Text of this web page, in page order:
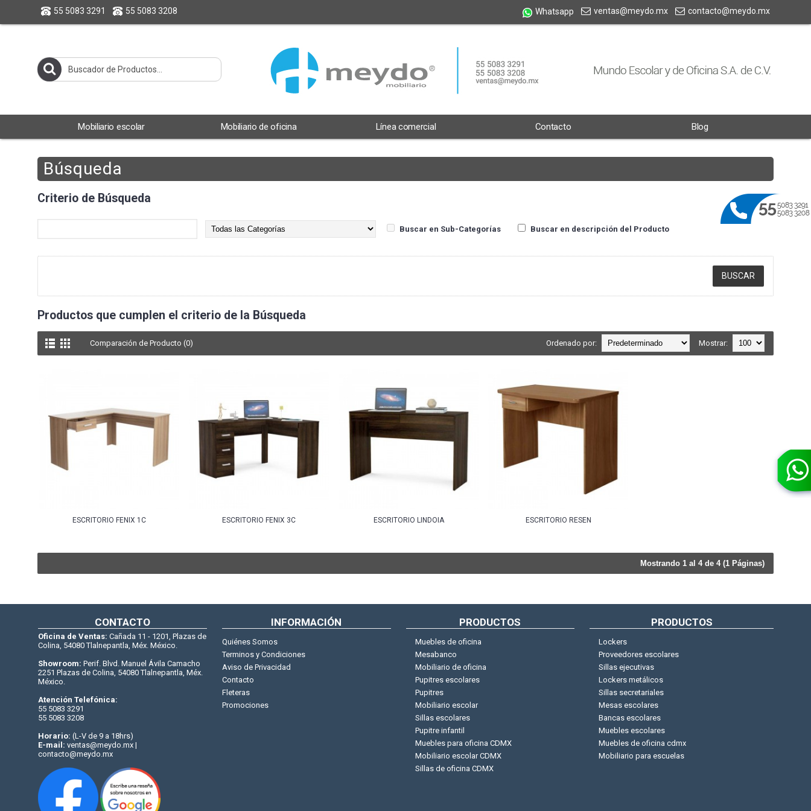
55 5083 3291 55 5083 3208 Whatsapp ventas@meydo.mx contacto@meydo.mx
Mobiliario escolar Mobiliario de oficina Línea comercial Contacto Blog
Búsqueda
Criterio de Búsqueda
Buscar en Sub-Categorías Buscar en descripción del Producto
Productos que cumplen el criterio de la Búsqueda
Comparación de Producto (0) Mostrar:
Ordenado por:
ESCRITORIO FENIX 1C ESCRITORIO FENIX 3C ESCRITORIO LINDOIA ESCRITORIO RESEN
Mostrando 1 al 4 de 4 (1 Páginas)
CONTACTO
Oficina de Ventas: Cañada 11 - 1201, Plazas de
Colina, 54080 Tlalnepantla, Méx. México.
Showroom: Perif. Blvd. Manuel Ávila Camacho
2251 Plazas de Colina, 54080 Tlalnepantla, Méx.
México.
Atención Telefónica:
55 5083 3291
55 5083 3208
Horario: (L-V de 9 a 18hrs)
E-mail: ventas@meydo.mx |
contacto@meydo.mx
INFORMACIÓN
Quiénes Somos
Terminos y Condiciones
Aviso de Privacidad
Contacto
Fleteras
Promociones
PRODUCTOS
Muebles de oficina
Mesabanco
Mobiliario de oficina
Pupitres escolares
Pupitres
Mobiliario escolar
Sillas escolares
Pupitre infantil
Muebles para oficina CDMX
Mobiliario escolar CDMX
Sillas de oficina CDMX
PRODUCTOS
Lockers
Proveedores escolares
Sillas ejecutivas
Lockers metálicos
Sillas secretariales
Mesas escolares
Bancas escolares
Muebles escolares
Muebles de oficina cdmx
Mobiliario para escuelas